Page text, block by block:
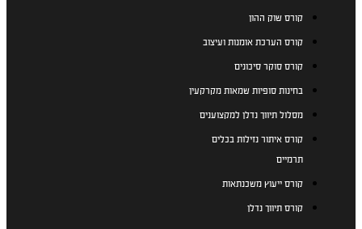
קורס שוק ההון
קורס הערכת אומנות ועיצוב
קורס סוקר סיכונים
בחינות סופיות שמאות מקרקעין
מסלול תיווך נדלן למקצוענים
קורס איתור נזילות בכלים
תרמיים
קורס ייעוץ משכנתאות
קורס תיווך נדלן